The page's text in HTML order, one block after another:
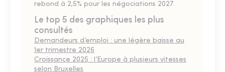
rebond à 2,5% pour les négociations 2027.
Le top 5 des graphiques les plus
consultés
Demandeurs d’emploi : une légère baisse au
1er trimestre 2026
Croissance 2025 : l’Europe à plusieurs vitesses
selon Bruxelles